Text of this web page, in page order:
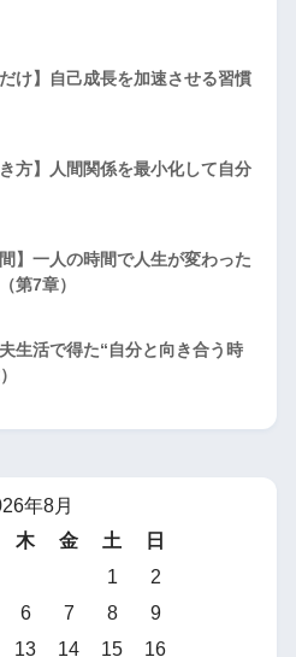
け】自己成長を加速させる習慣
方】人間関係を最小化して自分
】一人の時間で人生が変わった
第7章）
生活で得た“自分と向き合う時
年8月
木 金 土
日
1
2
6 7 8
9
13 14 15 16